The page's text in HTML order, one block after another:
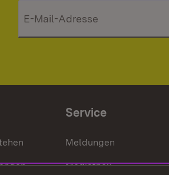
Service
Meldungen
Mediathek